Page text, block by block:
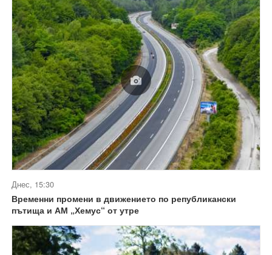
Днес, 15:30
Временни промени в движението по републикански
пътища и АМ „Хемус“ от утре